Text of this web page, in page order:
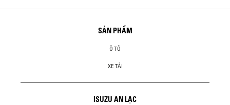
SẢN PHẨM
Ô TÔ
XE TẢI
ISUZU AN LẠC